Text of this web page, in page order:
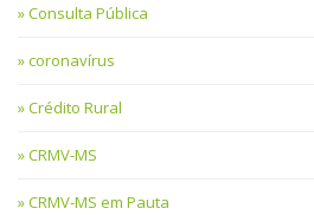
Consulta Pública
coronavírus
Crédito Rural
CRMV-MS
CRMV-MS em Pauta